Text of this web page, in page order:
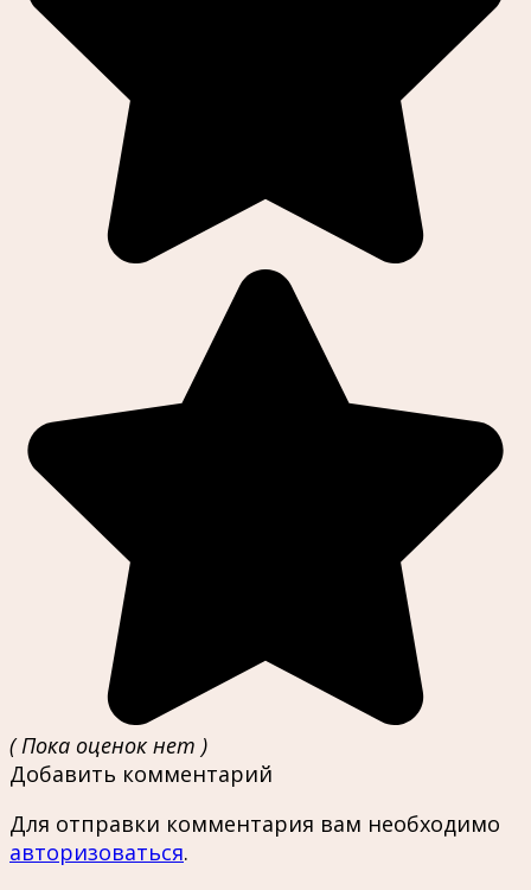
( Пока оценок нет )
Добавить комментарий
Для отправки комментария вам необходимо
авторизоваться.